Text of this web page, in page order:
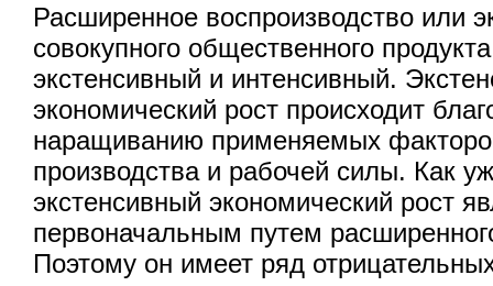
Расширенное воспроизводство или
совокупного общественного
экстенсивный и интенсивный.
экономический рост происходит
наращиванию применяемых
производства и рабочей силы. Как
экстенсивный экономический рост
первоначальным путем
Поэтому он имеет ряд